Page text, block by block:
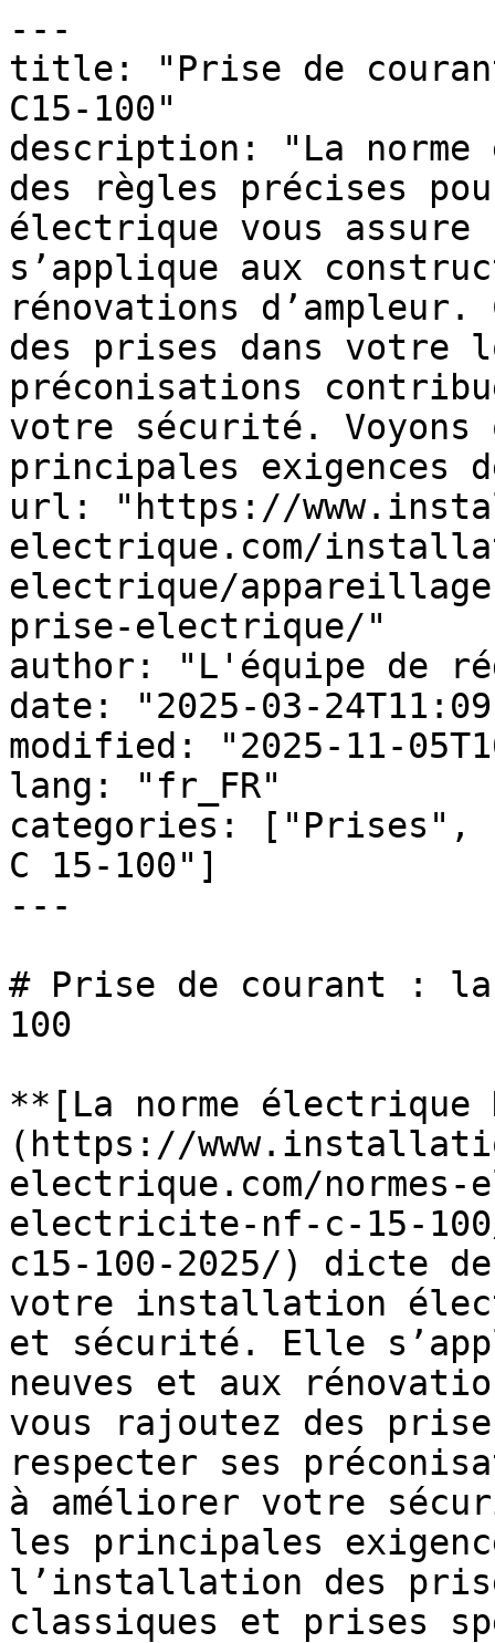
---
title: "Prise de
C15-100"
description: "La norme
des règles précises
électrique vous
s’applique aux
rénovations
des prises dans votre
préconisations
votre sécurité.
principales exigences
url: "https://
electrique.com/
electrique/
prise-electrique/"
author: "L'équipe de
date: "2025-03-
modified: "2025-11-
lang: "fr_FR"
categories: ["Prises",
C 15-100"]
---
# Prise de courant : la
100
**[La norme électrique
(https://
electrique.com/normes-
electricite-nf-c-15-
c15-100-2025/) dicte
votre installation
et sécurité. Elle
neuves et aux
vous rajoutez des
respecter ses
à améliorer votre
les principales
l’installation des
classiques et prises